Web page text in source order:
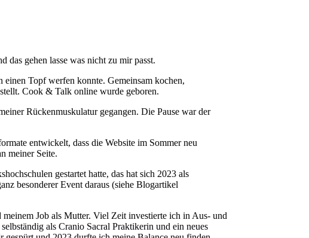
das gehen lasse was nicht zu mir passt.
Topf werfen konnte. Gemeinsam kochen,
Cook & Talk online wurde geboren.
Rückenmuskulatur gegangen. Die Pause war der
entwickelt, dass die Website im Sommer neu
meiner Seite.
gestartet hatte, das hat sich 2023 als
besonderer Event daraus (siehe Blogartikel
Job als Mutter. Viel Zeit investierte ich in Aus- und
als Cranio Sacral Praktikerin und ein neues